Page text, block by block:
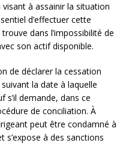
à assainir la situation
d’effectuer cette
dans l’impossibilité de
son actif disponible.
de déclarer la cessation
suivant la date à laquelle
demande, dans ce
de conciliation. À
peut être condamné à
s’expose à des sanctions